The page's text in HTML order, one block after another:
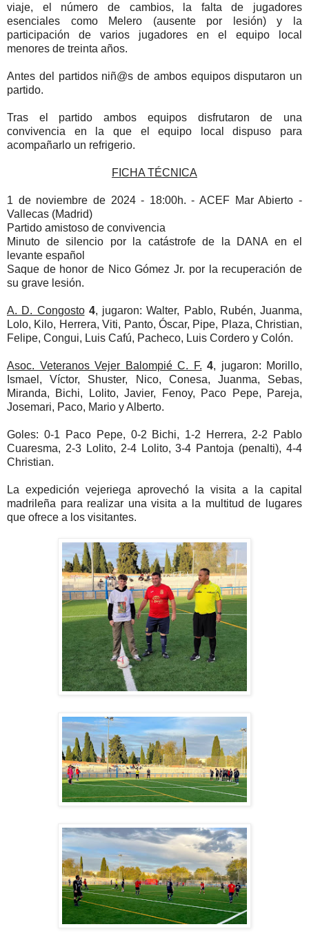
viaje, el número de cambios, la falta de jugadores
esenciales como Melero (ausente por lesión) y la
participación de varios jugadores en el equipo local
menores de treinta años.
Antes del partidos niñ@s de ambos equipos disputaron un
partido.
Tras el partido ambos equipos disfrutaron de una
convivencia en la que el equipo local dispuso para
acompañarlo un refrigerio.
FICHA TÉCNICA
1 de noviembre de 2024 - 18:00h. - ACEF Mar Abierto -
Vallecas (Madrid)
Partido amistoso de convivencia
Minuto de silencio por la catástrofe de la DANA en el
levante español
Saque de honor de Nico Gómez Jr. por la recuperación de
su grave lesión.
A. D. Congosto 4, jugaron: Walter, Pablo, Rubén, Juanma,
Lolo, Kilo, Herrera, Viti, Panto, Óscar, Pipe, Plaza, Christian,
Felipe, Congui, Luis Cafú, Pacheco, Luis Cordero y Colón.
Asoc. Veteranos Vejer Balompié C. F. 4, jugaron: Morillo,
Ismael, Víctor, Shuster, Nico, Conesa, Juanma, Sebas,
Miranda, Bichi, Lolito, Javier, Fenoy, Paco Pepe, Pareja,
Josemari, Paco, Mario y Alberto.
Goles: 0-1 Paco Pepe, 0-2 Bichi, 1-2 Herrera, 2-2 Pablo
Cuaresma, 2-3 Lolito, 2-4 Lolito, 3-4 Pantoja (penalti), 4-4
Christian.
La expedición vejeriega aprovechó la visita a la capital
madrileña para realizar una visita a la multitud de lugares
que ofrece a los visitantes.